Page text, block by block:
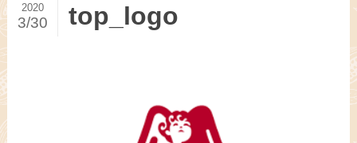
top_logo
2020
3/30